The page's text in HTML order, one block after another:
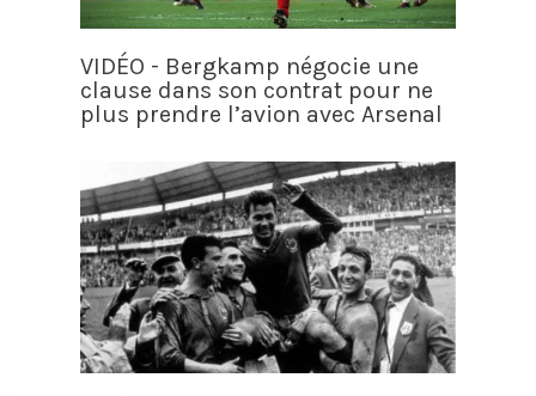
VIDÉO - Bergkamp négocie une
clause dans son contrat pour ne
plus prendre l’avion avec Arsenal